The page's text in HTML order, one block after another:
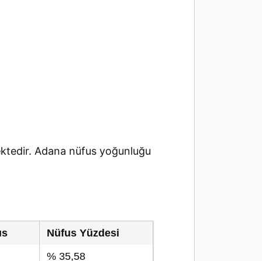
Adana nüfus yoğunluğu
Nüfus Yüzdesi
% 35,58